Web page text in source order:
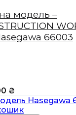
модель –
66003
₴